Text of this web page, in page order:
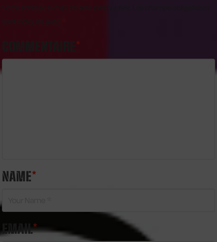
Votre adresse e-mail ne sera pas publiée.
sont indiqués avec *
COMMENTAIRE*
NAME*
EMAIL*